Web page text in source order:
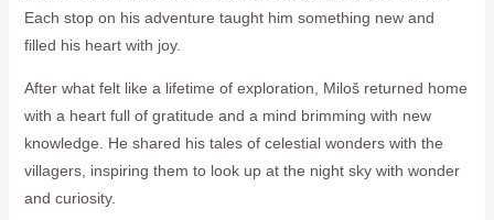
Each stop on his adventure taught him something new and
filled his heart with joy.
After what felt like a lifetime of exploration, Miloš returned home
with a heart full of gratitude and a mind brimming with new
knowledge. He shared his tales of celestial wonders with the
villagers, inspiring them to look up at the night sky with wonder
and curiosity.